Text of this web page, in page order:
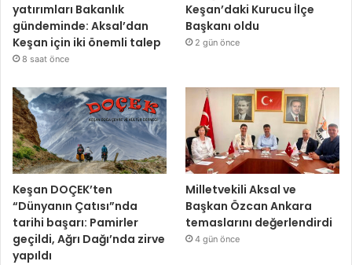
yatırımları Bakanlık
gündeminde: Aksal’dan
Keşan için iki önemli talep
8 saat önce
Keşan’daki Kurucu İlçe
Başkanı oldu
2 gün önce
Keşan DOÇEK’ten
“Dünyanın Çatısı”nda
tarihi başarı: Pamirler
geçildi, Ağrı Dağı’nda zirve
yapıldı
Milletvekili Aksal ve
Başkan Özcan Ankara
temaslarını değerlendirdi
4 gün önce